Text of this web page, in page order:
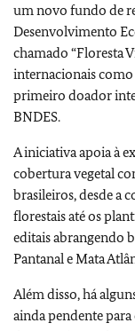
um novo fundo de
Desenvolvimento
chamado “Floresta
internacionais como
primeiro doador
BNDES.
A iniciativa apoia à
cobertura vegetal
brasileiros, desde a
florestais até os
editais abrangendo
Pantanal e Mata
Além disso, há
ainda pendente